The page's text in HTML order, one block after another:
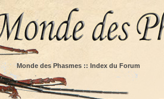
Monde des Phasmes :: Index du Forum